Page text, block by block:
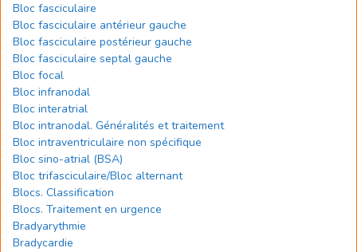
Bloc fasciculaire
Bloc fasciculaire antérieur gauche
Bloc fasciculaire postérieur gauche
Bloc fasciculaire septal gauche
Bloc focal
Bloc infranodal
Bloc interatrial
Bloc intranodal. Généralités et traitement
Bloc intraventriculaire non spécifique
Bloc sino-atrial (BSA)
Bloc trifasciculaire/Bloc alternant
Blocs. Classification
Blocs. Traitement en urgence
Bradyarythmie
Bradycardie